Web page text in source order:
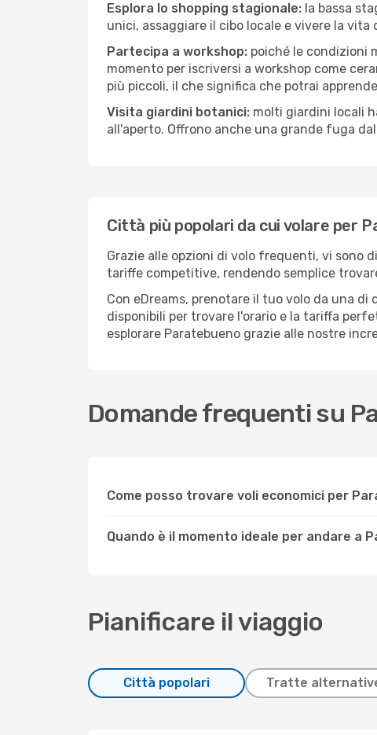
Esplora lo shopping stagionale: la bassa
unici, assaggiare il cibo locale e vivere la
Partecipa a workshop: poiché le condizioni
momento per iscriversi a workshop come
più piccoli, il che significa che potrai
Visita giardini botanici: molti giardini locali
all'aperto. Offrono anche una grande fuga
Città più popolari da cui volare per
Grazie alle opzioni di volo frequenti, vi sono
tariffe competitive, rendendo semplice
Con eDreams, prenotare il tuo volo da una
disponibili per trovare l'orario e la tariffa
esplorare Paratebueno grazie alle nostre
Domande frequenti su
Come posso trovare voli economici per
Quando è il momento ideale per andare a
Pianificare il viaggio
Città popolari Tratte